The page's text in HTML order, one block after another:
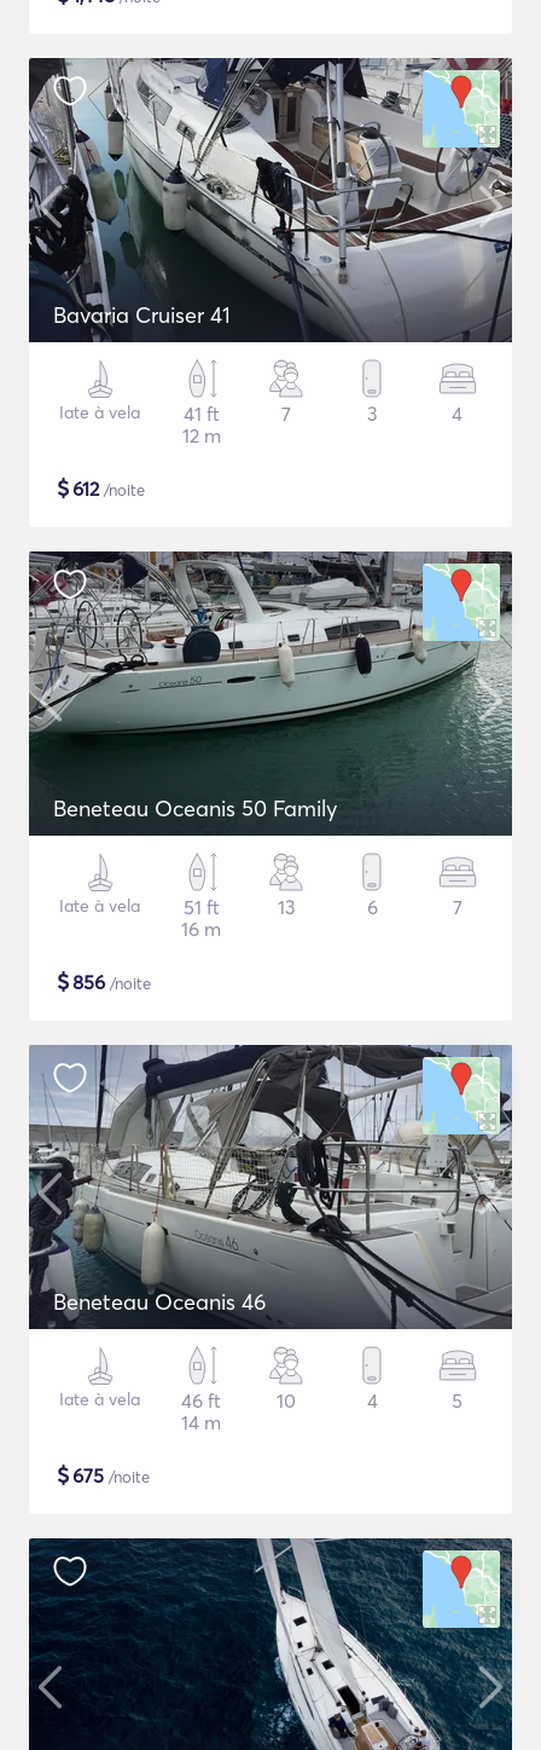
Bavaria Cruiser 41
Iate à vela
41 ft
12 m
7 3 4
$612/noite
Beneteau Oceanis 50 Family
Iate à vela
51 ft
16 m
13 6 7
$856 /noite
Beneteau Oceanis 46
Iate à vela
46 ft
14 m
10 4 5
$675 /noite